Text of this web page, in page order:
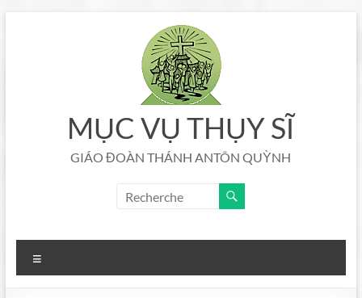
MỤC VỤ THỤY SĨ
GIÁO ĐOÀN THÁNH ANTÔN QUỲNH